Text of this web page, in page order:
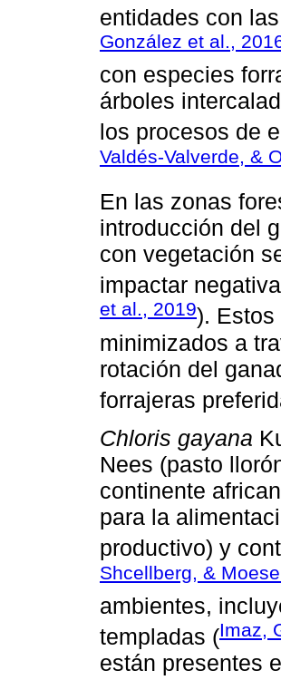
entidades con
González et al.,
con especies
árboles
los procesos de
Valdés-Valverde, &
En las zonas
introducción del
con vegetación
impactar
et al., 2019). Estos
minimizados a
rotación del
forrajeras
Chloris gayana
Nees (pasto
continente
para la
productivo) y
Shcellberg, &
ambientes,
templadas (Imaz,
están presentes